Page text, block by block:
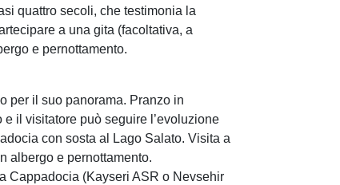
quattro secoli, che testimonia la
a una gita (facoltativa, a
e pernottamento.
per il suo panorama. Pranzo in
il visitatore può seguire l’evoluzione
con sosta al Lago Salato. Visita a
albergo e pernottamento.
Cappadocia (Kayseri ASR o Nevsehir